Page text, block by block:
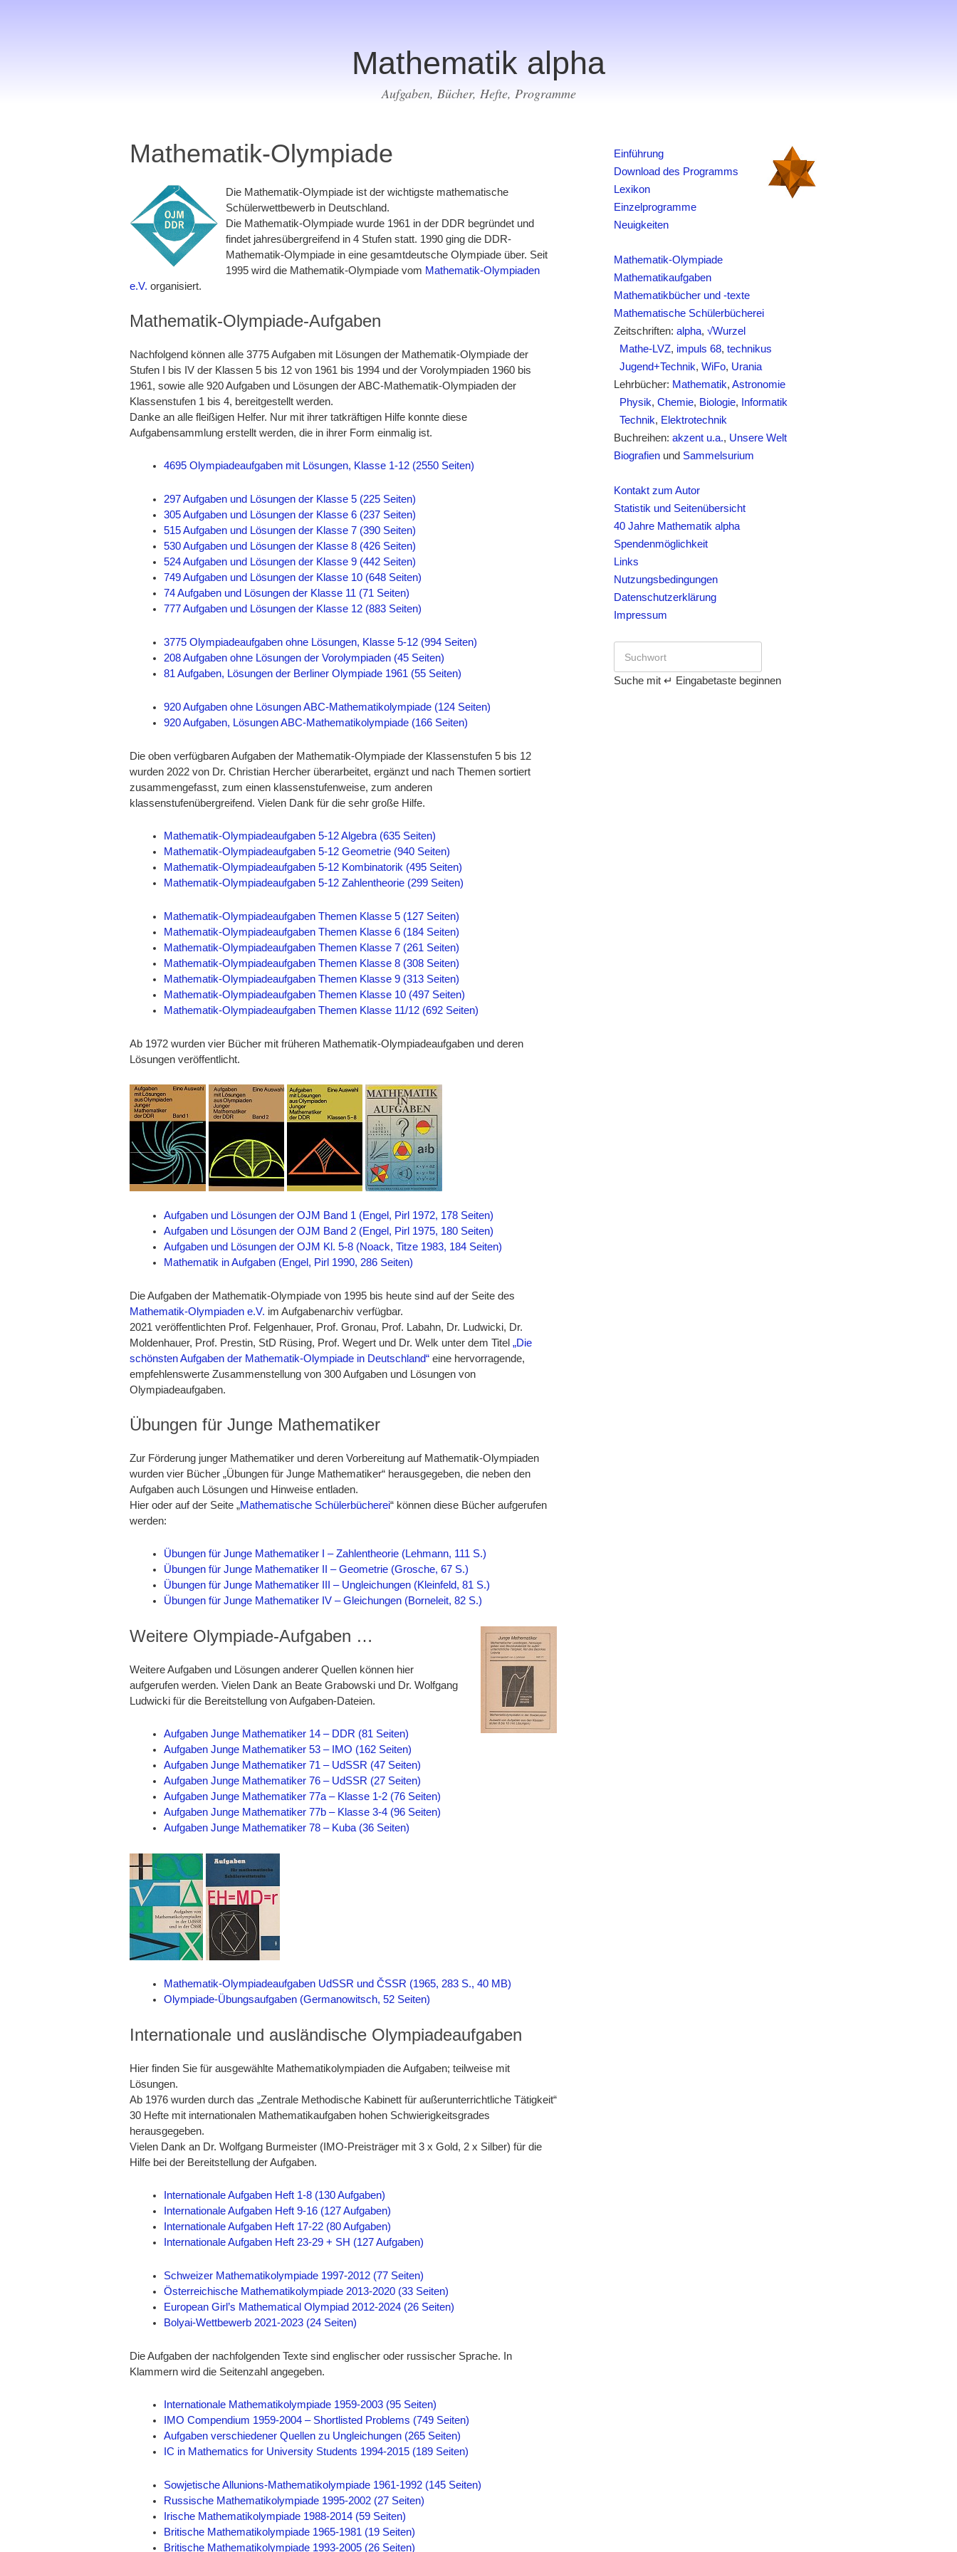
Mathematik alpha
Aufgaben, Bücher, Hefte, Programme
Mathematik-Olympiade
Die Mathematik-Olympiade ist der wichtigste mathematische
Schülerwettbewerb in Deutschland.
Die Mathematik-Olympiade wurde 1961 in der DDR begründet und
findet jahresübergreifend in 4 Stufen statt. 1990 ging die DDR-
Mathematik-Olympiade in eine gesamtdeutsche Olympiade über. Seit
1995 wird die Mathematik-Olympiade vom Mathematik-Olympiaden
e.V. organisiert.
Mathematik-Olympiade-Aufgaben
Nachfolgend können alle 3775 Aufgaben mit Lösungen der Mathematik-Olympiade der
Stufen I bis IV der Klassen 5 bis 12 von 1961 bis 1994 und der Vorolympiaden 1960 bis
1961, sowie alle 920 Aufgaben und Lösungen der ABC-Mathematik-Olympiaden der
Klassenstufen 1 bis 4, bereitgestellt werden.
Danke an alle fleißigen Helfer. Nur mit ihrer tatkräftigen Hilfe konnte diese
Aufgabensammlung erstellt werden, die in ihrer Form einmalig ist.
4695 Olympiadeaufgaben mit Lösungen, Klasse 1-12 (2550 Seiten)
297 Aufgaben und Lösungen der Klasse 5 (225 Seiten)
305 Aufgaben und Lösungen der Klasse 6 (237 Seiten)
515 Aufgaben und Lösungen der Klasse 7 (390 Seiten)
530 Aufgaben und Lösungen der Klasse 8 (426 Seiten)
524 Aufgaben und Lösungen der Klasse 9 (442 Seiten)
749 Aufgaben und Lösungen der Klasse 10 (648 Seiten)
74 Aufgaben und Lösungen der Klasse 11 (71 Seiten)
777 Aufgaben und Lösungen der Klasse 12 (883 Seiten)
3775 Olympiadeaufgaben ohne Lösungen, Klasse 5-12 (994 Seiten)
208 Aufgaben ohne Lösungen der Vorolympiaden (45 Seiten)
81 Aufgaben, Lösungen der Berliner Olympiade 1961 (55 Seiten)
920 Aufgaben ohne Lösungen ABC-Mathematikolympiade (124 Seiten)
920 Aufgaben, Lösungen ABC-Mathematikolympiade (166 Seiten)
Die oben verfügbaren Aufgaben der Mathematik-Olympiade der Klassenstufen 5 bis 12
wurden 2022 von Dr. Christian Hercher überarbeitet, ergänzt und nach Themen sortiert
zusammengefasst, zum einen klassenstufenweise, zum anderen
klassenstufenübergreifend. Vielen Dank für die sehr große Hilfe.
Mathematik-Olympiadeaufgaben 5-12 Algebra (635 Seiten)
Mathematik-Olympiadeaufgaben 5-12 Geometrie (940 Seiten)
Mathematik-Olympiadeaufgaben 5-12 Kombinatorik (495 Seiten)
Mathematik-Olympiadeaufgaben 5-12 Zahlentheorie (299 Seiten)
Mathematik-Olympiadeaufgaben Themen Klasse 5 (127 Seiten)
Mathematik-Olympiadeaufgaben Themen Klasse 6 (184 Seiten)
Mathematik-Olympiadeaufgaben Themen Klasse 7 (261 Seiten)
Mathematik-Olympiadeaufgaben Themen Klasse 8 (308 Seiten)
Mathematik-Olympiadeaufgaben Themen Klasse 9 (313 Seiten)
Mathematik-Olympiadeaufgaben Themen Klasse 10 (497 Seiten)
Mathematik-Olympiadeaufgaben Themen Klasse 11/12 (692 Seiten)
Ab 1972 wurden vier Bücher mit früheren Mathematik-Olympiadeaufgaben und deren
Lösungen veröffentlicht.
Aufgaben und Lösungen der OJM Band 1 (Engel, Pirl 1972, 178 Seiten)
Aufgaben und Lösungen der OJM Band 2 (Engel, Pirl 1975, 180 Seiten)
Aufgaben und Lösungen der OJM Kl. 5-8 (Noack, Titze 1983, 184 Seiten)
Mathematik in Aufgaben (Engel, Pirl 1990, 286 Seiten)
Die Aufgaben der Mathematik-Olympiade von 1995 bis heute sind auf der Seite des
Mathematik-Olympiaden e.V. im Aufgabenarchiv verfügbar.
2021 veröffentlichten Prof. Felgenhauer, Prof. Gronau, Prof. Labahn, Dr. Ludwicki, Dr.
Moldenhauer, Prof. Prestin, StD Rüsing, Prof. Wegert und Dr. Welk unter dem Titel „Die
schönsten Aufgaben der Mathematik-Olympiade in Deutschland“ eine hervorragende,
empfehlenswerte Zusammenstellung von 300 Aufgaben und Lösungen von
Olympiadeaufgaben.
Übungen für Junge Mathematiker
Zur Förderung junger Mathematiker und deren Vorbereitung auf Mathematik-Olympiaden
wurden vier Bücher „Übungen für Junge Mathematiker“ herausgegeben, die neben den
Aufgaben auch Lösungen und Hinweise entladen.
Hier oder auf der Seite „Mathematische Schülerbücherei“ können diese Bücher aufgerufen
werden:
Übungen für Junge Mathematiker I – Zahlentheorie (Lehmann, 111 S.)
Übungen für Junge Mathematiker II – Geometrie (Grosche, 67 S.)
Übungen für Junge Mathematiker III – Ungleichungen (Kleinfeld, 81 S.)
Übungen für Junge Mathematiker IV – Gleichungen (Borneleit, 82 S.)
Weitere Olympiade-Aufgaben …
Weitere Aufgaben und Lösungen anderer Quellen können hier
aufgerufen werden. Vielen Dank an Beate Grabowski und Dr. Wolfgang
Ludwicki für die Bereitstellung von Aufgaben-Dateien.
Aufgaben Junge Mathematiker 14 – DDR (81 Seiten)
Aufgaben Junge Mathematiker 53 – IMO (162 Seiten)
Aufgaben Junge Mathematiker 71 – UdSSR (47 Seiten)
Aufgaben Junge Mathematiker 76 – UdSSR (27 Seiten)
Aufgaben Junge Mathematiker 77a – Klasse 1-2 (76 Seiten)
Aufgaben Junge Mathematiker 77b – Klasse 3-4 (96 Seiten)
Aufgaben Junge Mathematiker 78 – Kuba (36 Seiten)
Mathematik-Olympiadeaufgaben UdSSR und ČSSR (1965, 283 S., 40 MB)
Olympiade-Übungsaufgaben (Germanowitsch, 52 Seiten)
Internationale und ausländische Olympiadeaufgaben
Hier finden Sie für ausgewählte Mathematikolympiaden die Aufgaben; teilweise mit
Lösungen.
Ab 1976 wurden durch das „Zentrale Methodische Kabinett für außerunterrichtliche Tätigkeit“
30 Hefte mit internationalen Mathematikaufgaben hohen Schwierigkeitsgrades
herausgegeben.
Vielen Dank an Dr. Wolfgang Burmeister (IMO-Preisträger mit 3 x Gold, 2 x Silber) für die
Hilfe bei der Bereitstellung der Aufgaben.
Internationale Aufgaben Heft 1-8 (130 Aufgaben)
Internationale Aufgaben Heft 9-16 (127 Aufgaben)
Internationale Aufgaben Heft 17-22 (80 Aufgaben)
Internationale Aufgaben Heft 23-29 + SH (127 Aufgaben)
Schweizer Mathematikolympiade 1997-2012 (77 Seiten)
Österreichische Mathematikolympiade 2013-2020 (33 Seiten)
European Girl’s Mathematical Olympiad 2012-2024 (26 Seiten)
Bolyai-Wettbewerb 2021-2023 (24 Seiten)
Die Aufgaben der nachfolgenden Texte sind englischer oder russischer Sprache. In
Klammern wird die Seitenzahl angegeben.
Internationale Mathematikolympiade 1959-2003 (95 Seiten)
IMO Compendium 1959-2004 – Shortlisted Problems (749 Seiten)
Aufgaben verschiedener Quellen zu Ungleichungen (265 Seiten)
IC in Mathematics for University Students 1994-2015 (189 Seiten)
Sowjetische Allunions-Mathematikolympiade 1961-1992 (145 Seiten)
Russische Mathematikolympiade 1995-2002 (27 Seiten)
Irische Mathematikolympiade 1988-2014 (59 Seiten)
Britische Mathematikolympiade 1965-1981 (19 Seiten)
Britische Mathematikolympiade 1993-2005 (26 Seiten)
Einführung
Download des Programms
Lexikon
Einzelprogramme
Neuigkeiten
Mathematik-Olympiade
Mathematikaufgaben
Mathematikbücher und -texte
Mathematische Schülerbücherei
Zeitschriften: alpha, √Wurzel
Mathe-LVZ, impuls 68, technikus
Jugend+Technik, WiFo, Urania
Lehrbücher: Mathematik, Astronomie
Physik, Chemie, Biologie,
Informatik
Technik, Elektrotechnik
Buchreihen: akzent u.a., Unsere Welt
Biografien und Sammelsurium
Kontakt zum Autor
Statistik und Seitenübersicht
40 Jahre Mathematik alpha
Spendenmöglichkeit
Links
Nutzungsbedingungen
Datenschutzerklärung
Impressum
Suche mit ↵ Eingabetaste beginnen